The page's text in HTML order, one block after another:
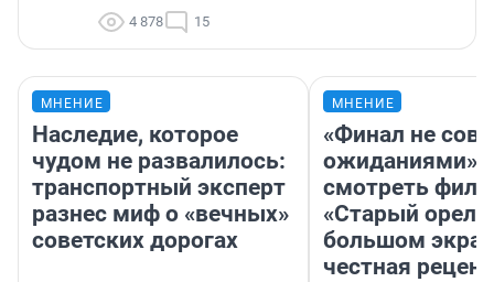
4 878 15
МНЕНИЕ
Наследие, которое
чудом не развалилось:
транспортный эксперт
разнес миф о «вечных»
советских дорогах
МНЕНИЕ
«Финал не
ожиданиями»:
смотреть
«Старый орел»
большом
честная